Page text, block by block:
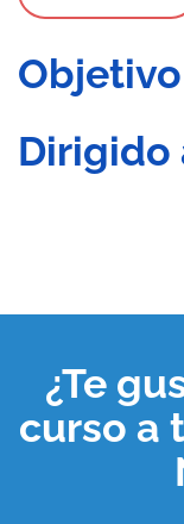
Dirigido
¿Te
curso a